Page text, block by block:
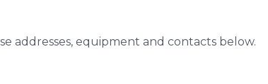
addresses, equipment and contacts below.